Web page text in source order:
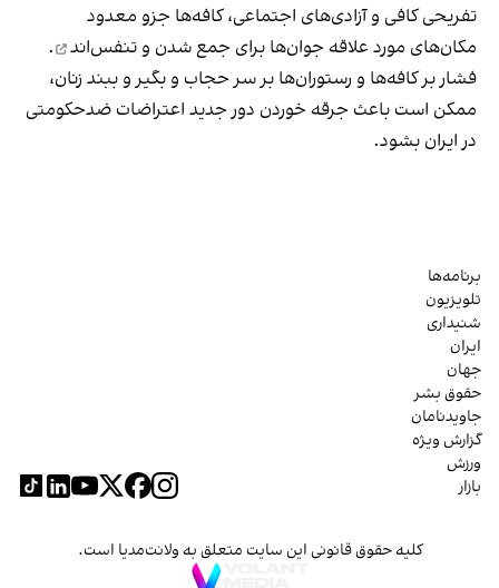
تفریحی کافی و آزادی‌های اجتماعی، کافه‌ها جزو معدود
مکان‌های مورد علاقه جوان‌ها برای جمع شدن و تنفس‌اند
.
فشار بر کافه‌ها و رستوران‌ها بر سر حجاب و بگیر و ببند زنان،
ممکن است باعث جرقه خوردن دور جدید اعتراضات ضدحکومتی
در ایران بشود.
برنامه‌ها
تلویزیون
شنیداری
ایران
جهان
حقوق بشر
جاویدنامان
گزارش ویژه
ورزش
بازار
کلیه حقوق قانونی این سایت متعلق به ولانت‌مدیا است.